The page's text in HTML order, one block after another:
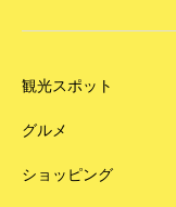
観光スポット
グルメ
ショッピング